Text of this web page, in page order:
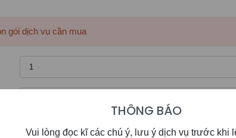
gói dịch vụ cần mua
THÔNG BÁO
Vui lòng đọc kĩ các chú ý, lưu ý dịch vụ trước khi